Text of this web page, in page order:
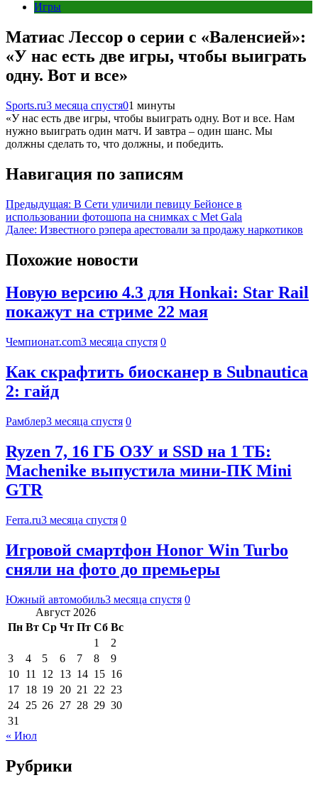
Игры
Матиас Лессор о серии с «Валенсией»:
«У нас есть две игры, чтобы выиграть
одну. Вот и все»
Sports.ru3 месяца спустя01 минуты
«У нас есть две игры, чтобы выиграть одну. Вот и все. Нам
нужно выиграть один матч. И завтра – один шанс. Мы
должны сделать то, что должны, и победить.
Навигация по записям
Предыдущая: В Сети уличили певицу Бейонсе в
использовании фотошопа на снимках с Met Gala
Далее: Известного рэпера арестовали за продажу наркотиков
Похожие новости
Новую версию 4.3 для Honkai: Star Rail
покажут на стриме 22 мая
Чемпионат.com3 месяца спустя 0
Как скрафтить биосканер в Subnautica
2: гайд
Рамблер3 месяца спустя 0
Ryzen 7, 16 ГБ ОЗУ и SSD на 1 ТБ:
Machenike выпустила мини-ПК Mini
GTR
Ferra.ru3 месяца спустя 0
Игровой смартфон Honor Win Turbo
сняли на фото до премьеры
Южный автомобиль3 месяца спустя 0
Август 2026
Пн Вт Ср Чт Пт Сб Вс
1
2
3
4 5 6 7 8
9
10 11 12 13 14 15 16
17 18 19 20 21 22 23
24 25 26 27 28 29 30
31
« Июл
Рубрики